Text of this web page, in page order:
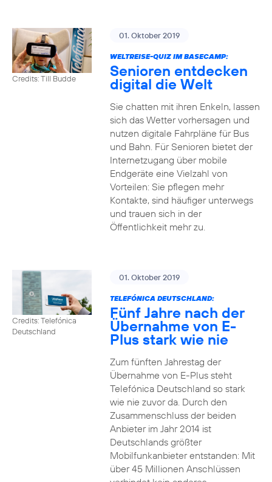
Credits: Till Budde
01. Oktober 2019
WELTREISE-QUIZ IM BASECAMP:
Senioren entdecken
digital die Welt
Sie chatten mit ihren Enkeln, lassen
sich das Wetter vorhersagen und
nutzen digitale Fahrpläne für Bus
und Bahn. Für Senioren bietet der
Internetzugang über mobile
Endgeräte eine Vielzahl von
Vorteilen: Sie pflegen mehr
Kontakte, sind häufiger unterwegs
und trauen sich in der
Öffentlichkeit mehr zu.
Credits: Telefónica
Deutschland
01. Oktober 2019
TELEFÓNICA DEUTSCHLAND:
Fünf Jahre nach der
Übernahme von E-
Plus stark wie nie
Zum fünften Jahrestag der
Übernahme von E-Plus steht
Telefónica Deutschland so stark
wie nie zuvor da. Durch den
Zusammenschluss der beiden
Anbieter im Jahr 2014 ist
Deutschlands größter
Mobilfunkanbieter entstanden: Mit
über 45 Millionen Anschlüssen